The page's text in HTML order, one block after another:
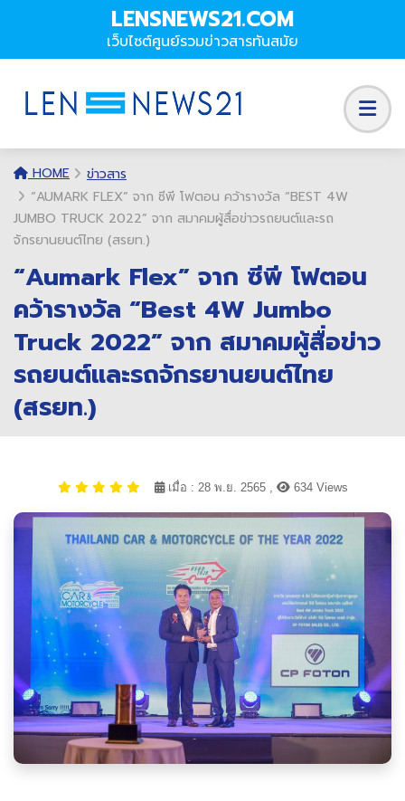
LENSNEWS21.COM
เว็บไซต์ศูนย์รวมข่าวสารทันสมัย
HOME
ข่าวสาร
“AUMARK FLEX” จาก ซีพี โฟตอน คว้ารางวัล “BEST 4W
JUMBO TRUCK 2022” จาก สมาคมผู้สื่อข่าวรถยนต์และรถ
จักรยานยนต์ไทย (สรยท.)
“Aumark Flex” จาก ซีพี โฟตอน
คว้ารางวัล “Best 4W Jumbo
Truck 2022” จาก สมาคมผู้สื่อข่าว
รถยนต์และรถจักรยานยนต์ไทย
(สรยท.)
เมื่อ : 28 พ.ย. 2565 , 634 Views